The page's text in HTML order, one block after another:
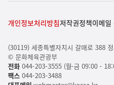
개인정보처리방침저작권정책이메일
(30119) 세종특별자치시 갈매로 388
© 문화체육관광부
전화044-203-3555 (월-금 09:00 -
팩스044-203-3488